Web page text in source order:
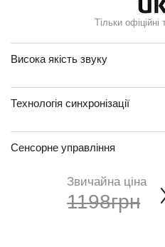
Тільки
Висока якість звуку
Технологія синхронізації
Сенсорне управління
Звичайна ціна
1198грн